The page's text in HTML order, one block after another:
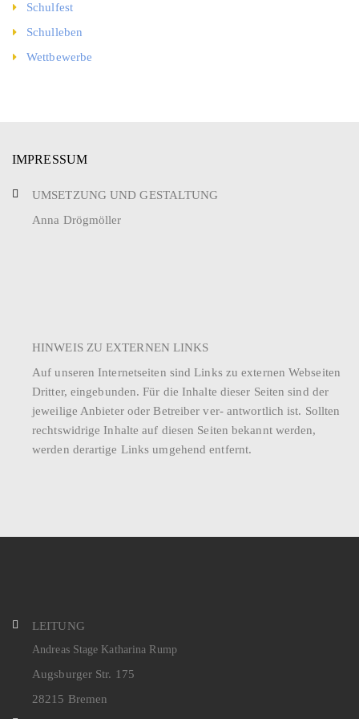
Schulfest
Schulleben
Wettbewerbe
IMPRESSUM
UMSETZUNG UND GESTALTUNG
Anna Drögmöller
HINWEIS ZU EXTERNEN LINKS
Auf unseren Internetseiten sind Links zu externen Webseiten
Dritter, eingebunden. Für die Inhalte dieser Seiten sind der
jeweilige Anbieter oder Betreiber ver- antwortlich ist. Sollten
rechtswidrige Inhalte auf diesen Seiten bekannt werden,
werden derartige Links umgehend entfernt.
LEITUNG
Andreas Stage Katharina Rump
Augsburger Str. 175
28215 Bremen